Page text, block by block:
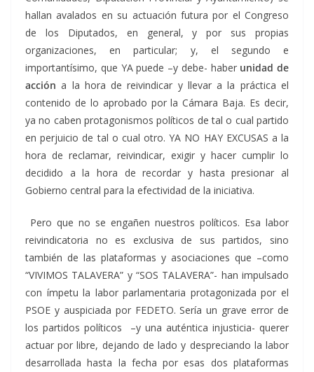
hallan avalados en su actuación futura por el Congreso
de los Diputados, en general, y por sus propias
organizaciones, en particular; y, el segundo e
importantísimo, que YA puede –y debe- haber unidad de
acción a la hora de reivindicar y llevar a la práctica el
contenido de lo aprobado por la Cámara Baja. Es decir,
ya no caben protagonismos políticos de tal o cual partido
en perjuicio de tal o cual otro. YA NO HAY EXCUSAS a la
hora de reclamar, reivindicar, exigir y hacer cumplir lo
decidido a la hora de recordar y hasta presionar al
Gobierno central para la efectividad de la iniciativa.
Pero que no se engañen nuestros políticos. Esa labor
reivindicatoria no es exclusiva de sus partidos, sino
también de las plataformas y asociaciones que –como
“VIVIMOS TALAVERA” y “SOS TALAVERA”- han impulsado
con ímpetu la labor parlamentaria protagonizada por el
PSOE y auspiciada por FEDETO. Sería un grave error de
los partidos políticos –y una auténtica injusticia- querer
actuar por libre, dejando de lado y despreciando la labor
desarrollada hasta la fecha por esas dos plataformas